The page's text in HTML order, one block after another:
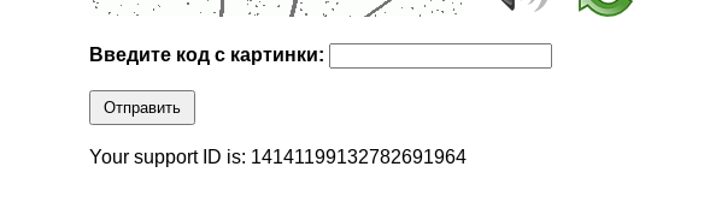
Введите код с картинки:
Отправить
Your support ID is: 14141199132782691964